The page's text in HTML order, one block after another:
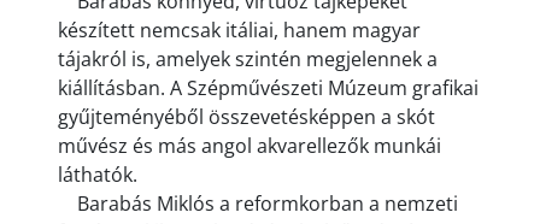
készített nemcsak itáliai, hanem magyar
tájakról is, amelyek szintén megjelennek a
kiállításban. A Szépművészeti Múzeum grafikai
gyűjteményéből összevetésképpen a skót
művész és más angol akvarellezők munkái
láthatók.
Barabás Miklós a reformkorban a nemzeti